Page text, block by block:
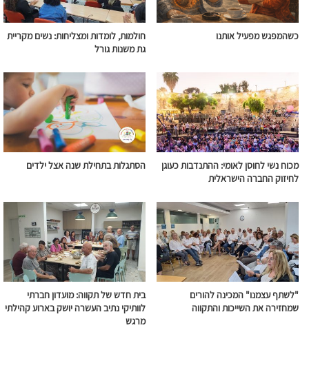
כשהמפגש מפעיל אותנו
חולמות, לומדות ומצליחות: נשים מקריית
גת משנות גורל
מכוח נשי לחוסן לאומי: ההתנדבות כעוגן
לחיזוק החברה הישראלית
הסתגלות בתחילת שנה אצל ילדים
"לשתף עצמנו" המכינה להורים
שמחזירה את השייכות והתקווה
בית חדש של תקווה: מועדון חברתי
לוותיקי נתיב העשרה יושק בארוע קהילתי
מרגש